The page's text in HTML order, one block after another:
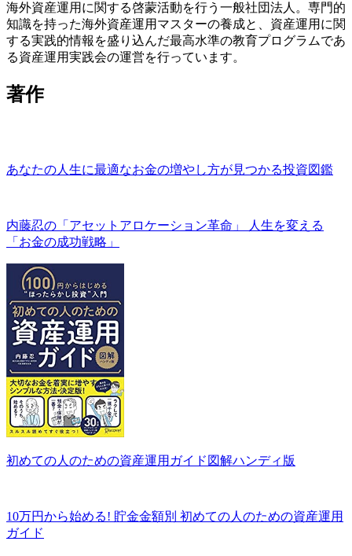
海外資産運用に関する啓蒙活動を行う一般社団法人。専門的
知識を持った海外資産運用マスターの養成と、資産運用に関
する実践的情報を盛り込んだ最高水準の教育プログラムであ
る資産運用実践会の運営を行っています。
著作
あなたの人生に最適なお金の増やし方が見つかる投資図鑑
内藤忍の「アセットアロケーション革命」 人生を変える
「お金の成功戦略」
初めての人のための資産運用ガイド図解ハンディ版
10万円から始める! 貯金金額別 初めての人のための資産運用
ガイド